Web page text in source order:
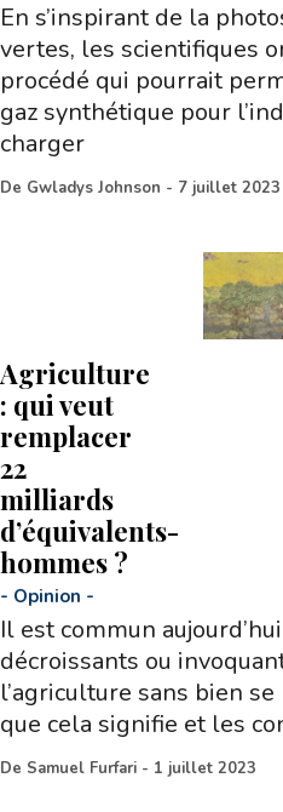
En s’inspirant de la
vertes, les scientifiques
procédé qui pourrait
gaz synthétique pour
charger
De Gwladys Johnson - 7 juillet 2023
Agriculture
: qui veut
remplacer
22
milliards
d’équivalents-
hommes ?
- Opinion -
Il est commun
décroissants ou
l’agriculture sans bien
que cela signifie et les
De Samuel Furfari - 1 juillet 2023